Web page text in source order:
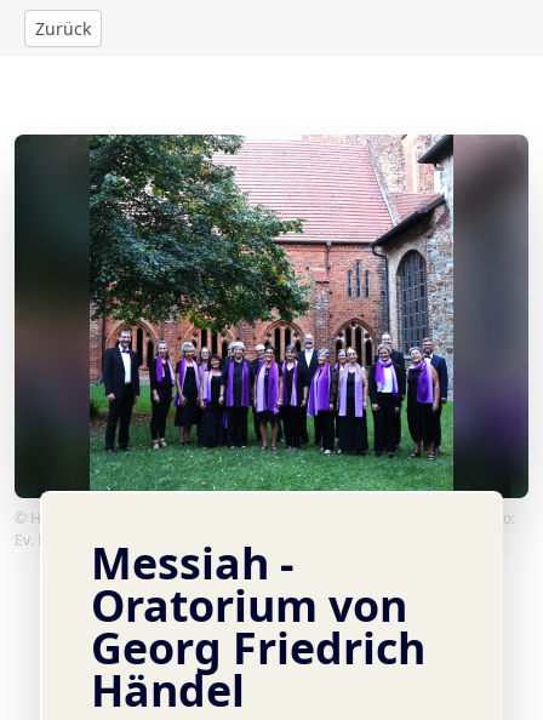
Zurück
© Havelberger Vokalensemble, Leitung Domkantor Matthias Bensch. Foto:
Ev. KirchengemeindeMessiah -
Oratorium von
Georg Friedrich
Händel